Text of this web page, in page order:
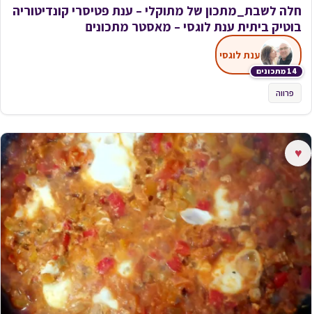
חלה לשבת_מתכון של מתוקלי – ענת פטיסרי קונדיטוריה
בוטיק ביתית ענת לוגסי – מאסטר מתכונים
14 מתכונים
ענת לוגסי
פרווה
♥